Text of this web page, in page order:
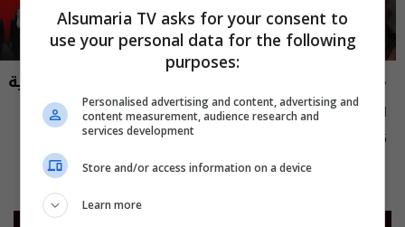
مايك السومرية
الاعلامية والممثلة نغم المسعودي -
MIC Alsumaria م٢ - الحلقة ١٠ | season
15:30 | 2026-08-05
نشرة أخبار السومرية
نشرة ٥ آب ٢٠٢٦ | 2026
12:45 | 2026-08-05
Alsumaria TV asks for your consent to
use your personal data for the following
purposes:
Personalised advertising and content, advertising and
content measurement, audience research and
services development
Store and/or access information on a device
Learn more